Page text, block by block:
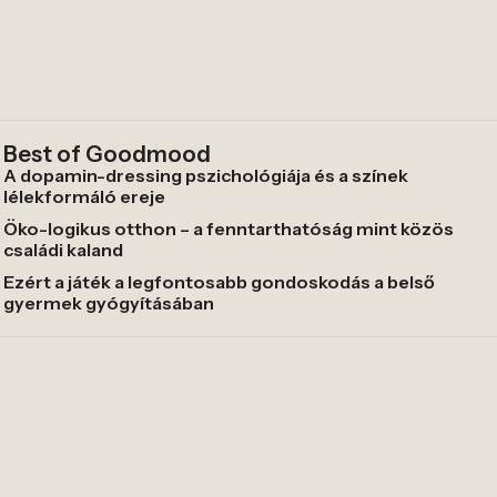
Best of Goodmood
A dopamin-dressing pszichológiája és a színek
lélekformáló ereje
Öko-logikus otthon – a fenntarthatóság mint közös
családi kaland
Ezért a játék a legfontosabb gondoskodás a belső
gyermek gyógyításában